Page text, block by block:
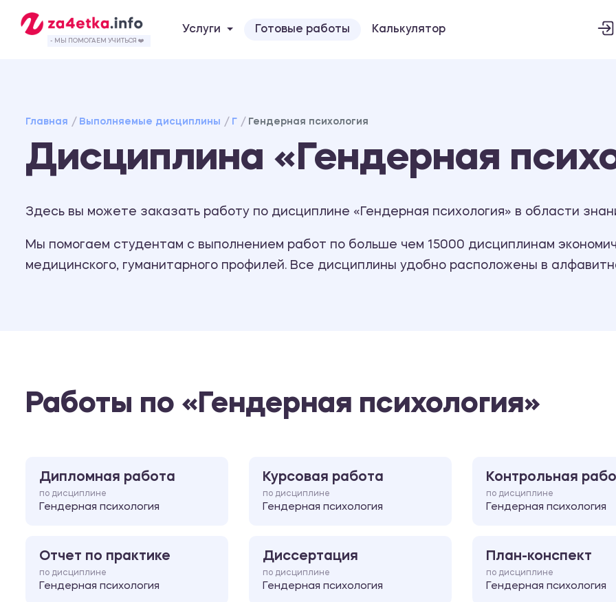
- МЫ ПОМОГАЕМ УЧИТЬСЯ ❤️
Услуги Готовые работы Калькулятор
Главная Выполняемые дисциплины Г Гендерная психология
Дисциплина «Гендерная
Здесь вы можете заказать работу по дисциплине «Гендерная психология» в области
Мы помогаем студентам с выполнением работ по больше чем 15000 дисциплинам
медицинского, гуманитарного профилей. Все дисциплины удобно расположены в
Работы по «Гендерная психология»
Дипломная работа
по дисциплине
Гендерная психология
Курсовая работа
по дисциплине
Гендерная психология
Контрольная
по дисциплине
Гендерная психология
Отчет по практике
по дисциплине
Гендерная психология
Диссертация
по дисциплине
Гендерная психология
План-конспект
по дисциплине
Гендерная психология